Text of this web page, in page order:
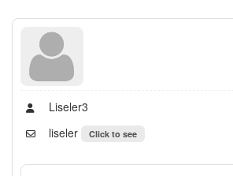
Liseler3
liseler
Click to see